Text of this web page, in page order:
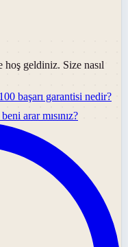
hoş geldiniz. Size nasıl
başarı garantisi nedir?
arar mısınız?